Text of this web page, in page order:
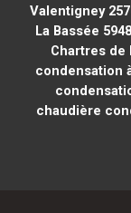
Valentigney
La Bassée
Chartres de
condensation
chaudière